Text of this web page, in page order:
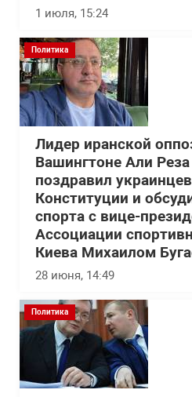
1 июля, 15:24
Политика
Лидер иранской
Вашингтоне Али
поздравил
Конституции и
спорта с вице-
Ассоциации
Киева Михаилом
28 июня, 14:49
Политика